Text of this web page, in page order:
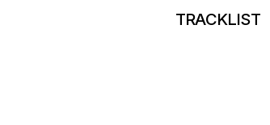
TRACKLIST